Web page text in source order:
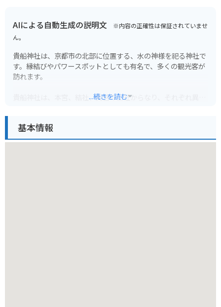
AIによる自動生成の説明文 ※内容の正確性は保証されていませ
ん。
貴船神社は、京都市の北部に位置する、水の神様を祀る神社で
す。縁結びやパワースポットとしても有名で、多くの観光客が
訪れます。
貴船神社は、本宮、結社、奥宮の三社からなり、それぞれ異な
ています。結社は、縁結びの神様として知られ、良縁を願う
人々が訪れます。奥宮は、貴船神社の創建の地とされ、神秘的
...続きを読む
基本情報